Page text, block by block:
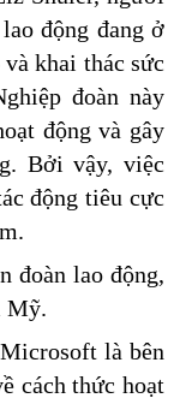
động đang ở
khai thác sức
đoàn này
động và gây
Bởi vậy, việc
động tiêu cực
đoàn lao động,
Mỹ.
là bên
cách thức hoạt